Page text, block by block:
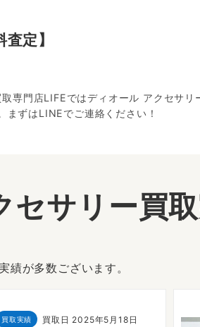
定】
専門店LIFEではディオール アクセサリ
まずはLINEでご連絡ください！
セサリー買
績が多数ございます。
買取実績 買取日 2025年5月18日